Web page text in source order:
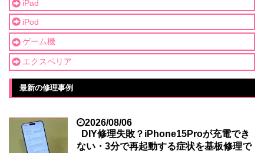
iPad
iPod
ゲーム機
エクスペリア
最新の修理事例
2026/08/06
DIY修理失敗？iPhone15Proが充電でき
ない・3分で再起動する症状を基板修理で